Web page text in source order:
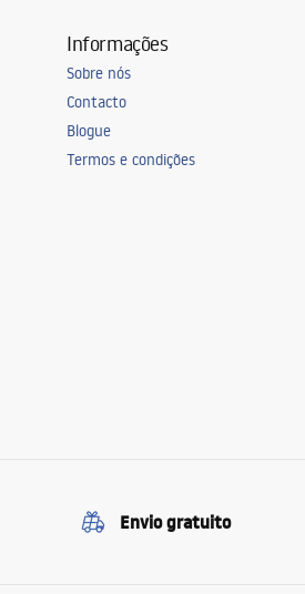
Informações
Sobre nós
Contacto
Blogue
Termos e condições
Envio gratuito